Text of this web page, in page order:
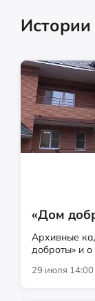
Истории
«Дом
Архивные
доброты» и
29 июля 14:00